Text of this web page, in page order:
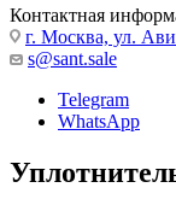
Контактная
г. Москва, ул.
s@sant.sale
Telegram
WhatsApp